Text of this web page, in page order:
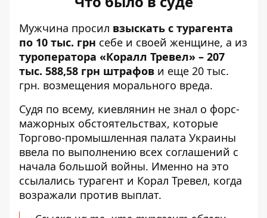
Мужчина просил взыскать с турагента
по 10 тыс. грн себе и своей женщине, а из
туроператора «Коралл Тревел» – 207
тыс. 588,58 грн штрафов и еще 20 тыс.
грн. возмещения морального вреда.
Судя по всему, киевлянин не знал о форс-
мажорных обстоятельствах, которые
Торгово-промышленная палата Украины
ввела по выполнению всех соглашений с
начала большой войны. Именно на это
ссылались турагент и Корал Тревел, когда
возражали против выплат.